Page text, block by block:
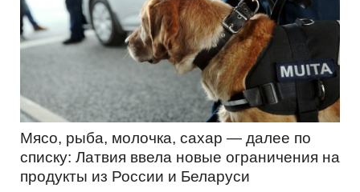
Мясо, рыба, молочка, сахар — далее по
списку: Латвия ввела новые ограничения на
продукты из России и Беларуси